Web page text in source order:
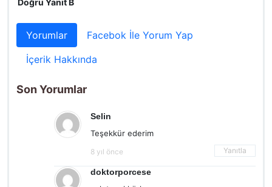
Doğru Yanıt B
Yorumlar
Facebok İle Yorum Yap
İçerik Hakkında
Son Yorumlar
Selin
Teşekkür ederim
8 yıl önce Yanıtla
doktorporcese